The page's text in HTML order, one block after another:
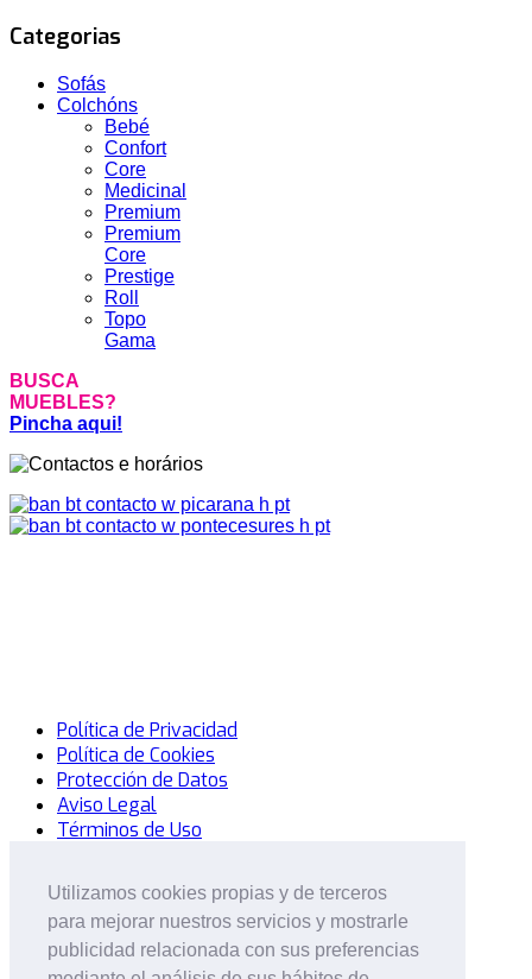
Utilizamos cookies propias y de terceros
para mejorar nuestros servicios y mostrarle
publicidad relacionada con sus preferencias
Utilizamos cookies propias y de terceros
para mejorar nuestros servicios y mostrarle
publicidad relacionada con sus preferencias
Categorias
Sofás
Colchóns
Bebé
Confort
Core
Medicinal
Premium
Premium
Core
Prestige
Roll
Topo
Gama
BUSCA
MUEBLES?
Pincha aqui!
Política de Privacidad
Política de Cookies
Protección de Datos
Aviso Legal
Términos de Uso
Reservados.Desarrollo: MatrizActiva
EntrarorRegistrar